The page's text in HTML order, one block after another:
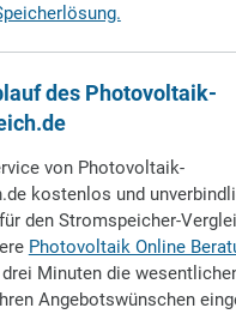
des Photovoltaik-
von Photovoltaik-
kostenlos und
den Stromspeicher-
Photovoltaik Online
Minuten die
Angebotswünschen